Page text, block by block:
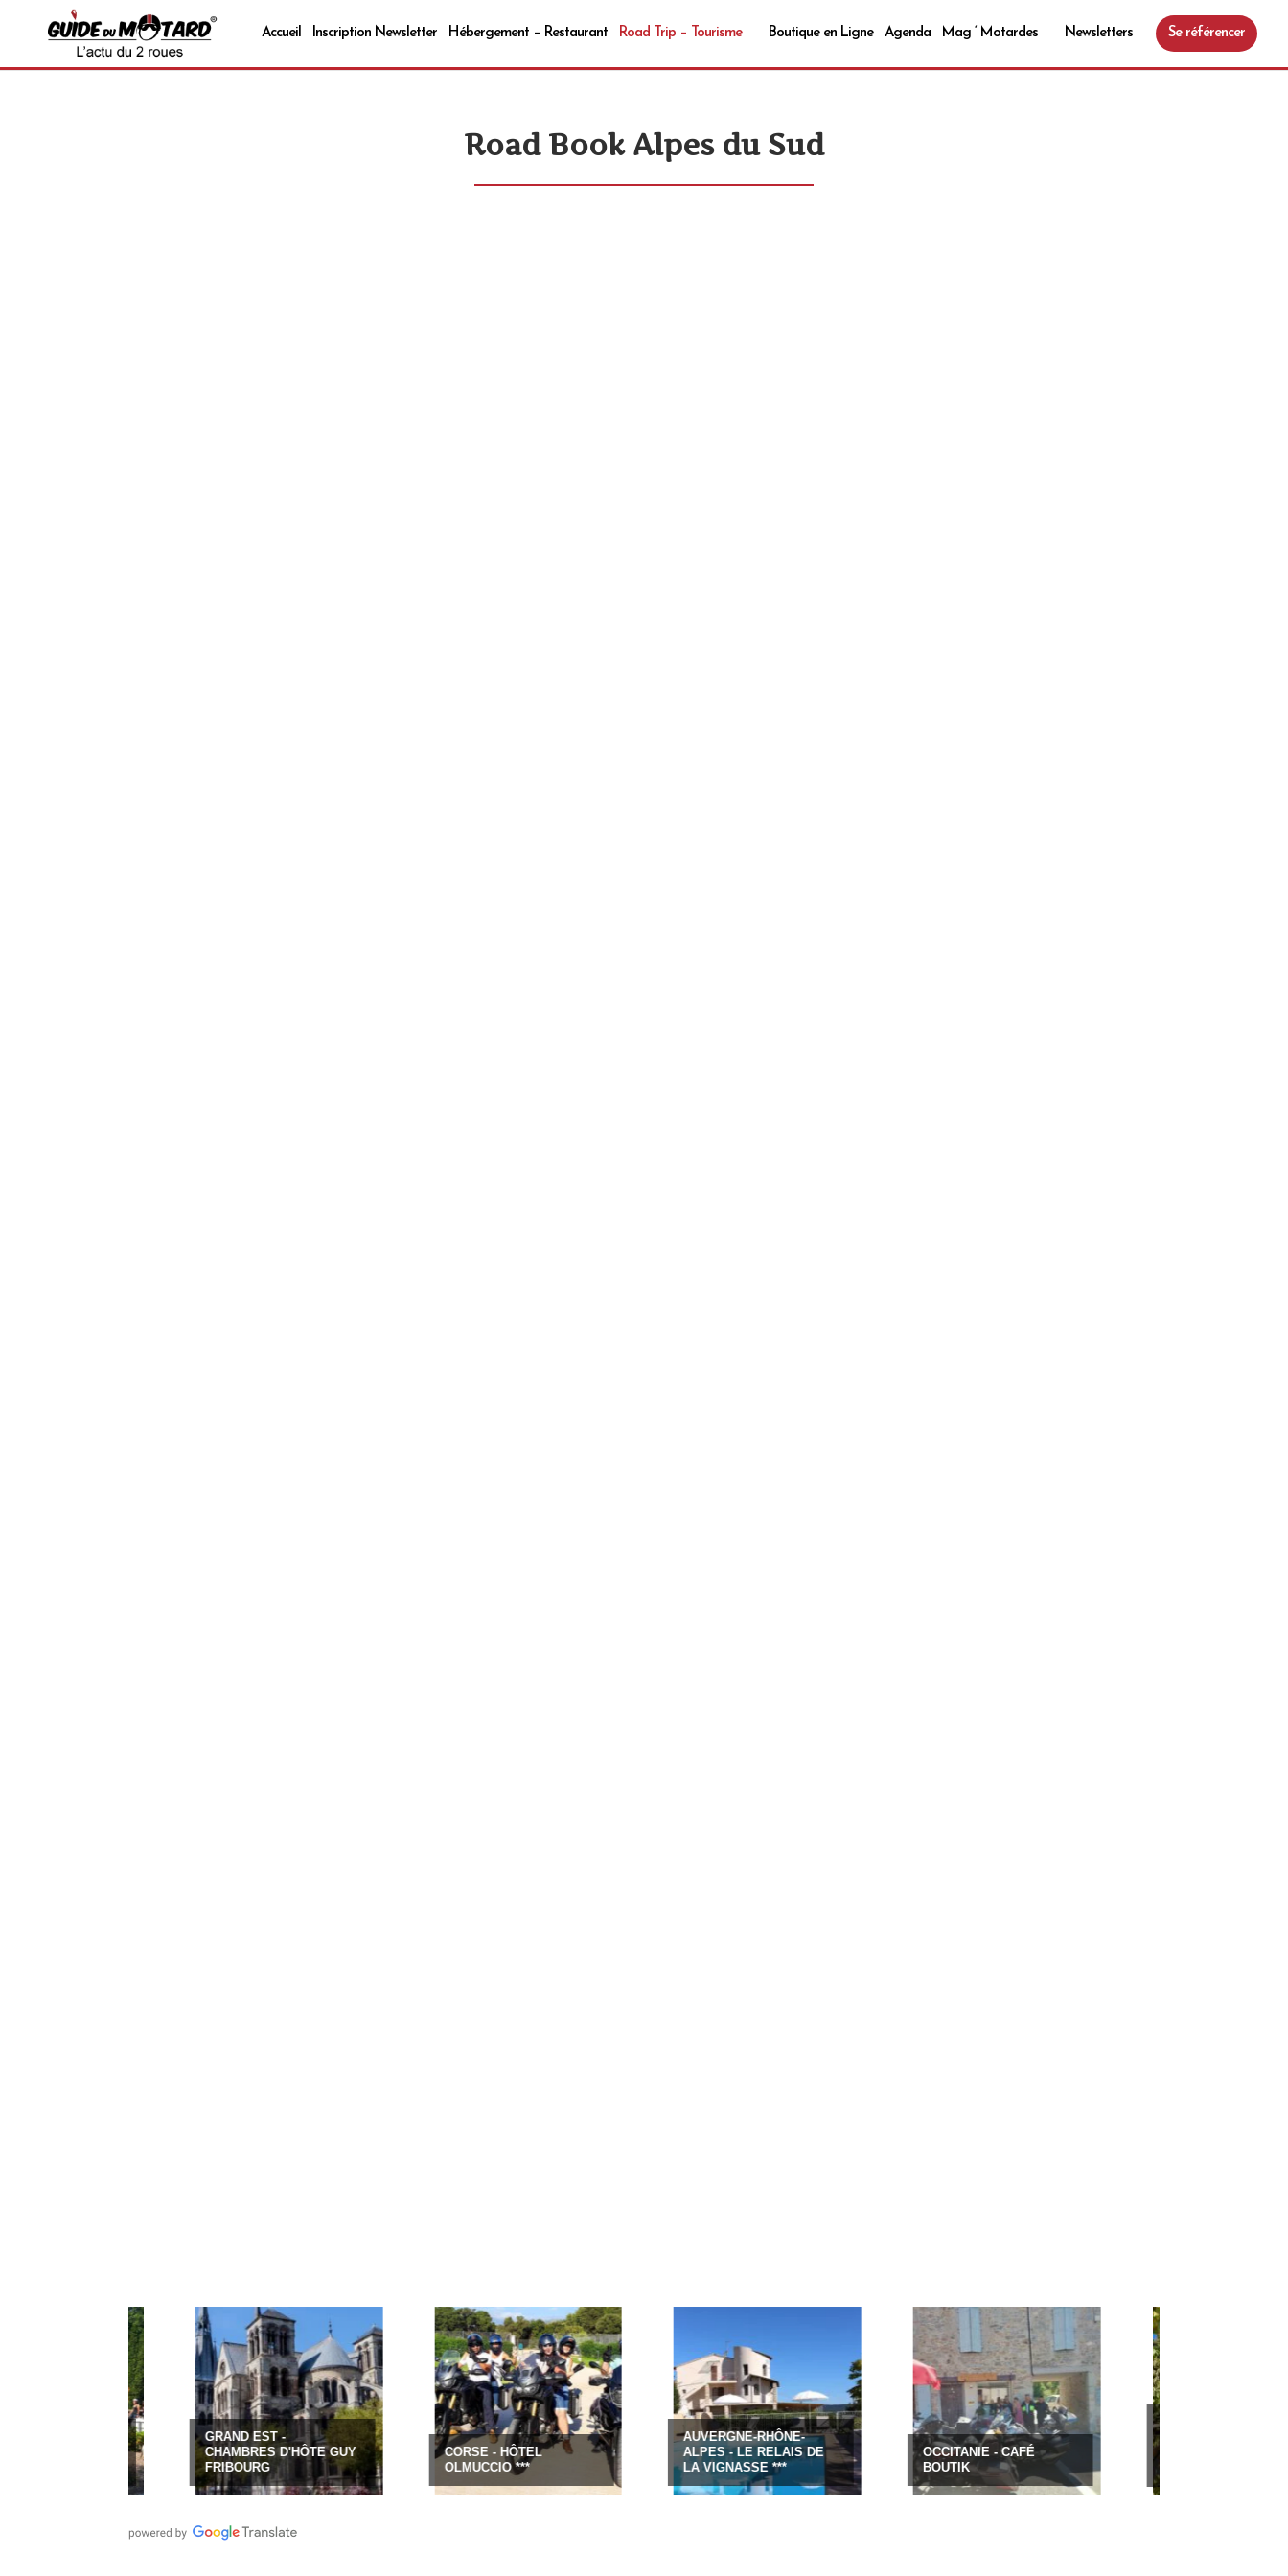
Accueil Inscription Newsletter Hébergement – Restaurant Road Trip – Tourisme Boutique en Ligne Agenda Mag ‘ Motardes Newsletters Se référencer
Road Book Alpes du Sud
GRAND EST -
CHAMBRES D'HÔTE GUY
FRIBOURG
CORSE - HÔTEL
OLMUCCIO ***
AUVERGNE-RHÔNE-
ALPES - LE RELAIS DE
LA VIGNASSE ***
OCCITANIE - CAFÉ
BOUTIK
AUVERGNE-RHÔNE-
ALPES - HÔTEL
RESTAURANT LE
TANARGUE ***